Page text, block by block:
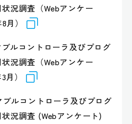
況調査（Webアンケー
月）
ルコントローラ及びプログ
況調査（Webアンケー
）
ルコントローラ及びプログ
況調査 (Webアンケート)